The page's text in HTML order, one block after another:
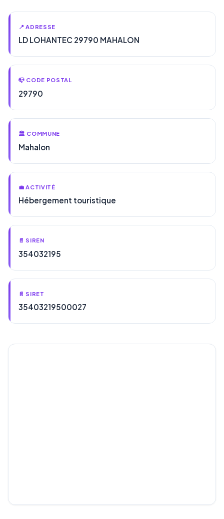
📍 ADRESSE
LD LOHANTEC 29790 MAHALON
📪 CODE POSTAL
29790
🏛️ COMMUNE
Mahalon
💼 ACTIVITÉ
Hébergement touristique
📄 SIREN
354032195
📄 SIRET
35403219500027